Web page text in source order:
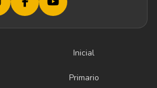
Inicial
Primario